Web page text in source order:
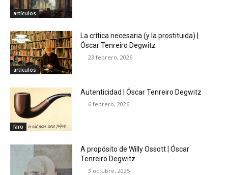
artículos
artículos
La crítica necesaria (y la prostituida) |
Óscar Tenreiro Degwitz
23 febrero, 2026
faro
Autenticidad | Óscar Tenreiro Degwitz
6 febrero, 2026
A propósito de Willy Ossott | Óscar
Tenreiro Degwitz
3 octubre, 2025